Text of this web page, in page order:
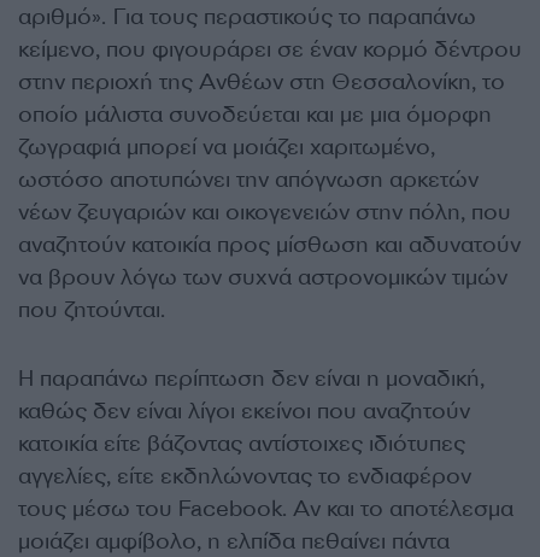
αριθμό». Για τους περαστικούς το παραπάνω
κείμενο, που φιγουράρει σε έναν κορμό δέντρου
στην περιοχή της Ανθέων στη Θεσσαλονίκη, το
οποίο μάλιστα συνοδεύεται και με μια όμορφη
ζωγραφιά μπορεί να μοιάζει χαριτωμένο,
ωστόσο αποτυπώνει την απόγνωση αρκετών
νέων ζευγαριών και οικογενειών στην πόλη, που
αναζητούν κατοικία προς μίσθωση και αδυνατούν
να βρουν λόγω των συχνά αστρονομικών τιμών
που ζητούνται.
Η παραπάνω περίπτωση δεν είναι η μοναδική,
καθώς δεν είναι λίγοι εκείνοι που αναζητούν
κατοικία είτε βάζοντας αντίστοιχες ιδιότυπες
αγγελίες, είτε εκδηλώνοντας το ενδιαφέρον
τους μέσω του Facebook. Αν και το αποτέλεσμα
μοιάζει αμφίβολο, η ελπίδα πεθαίνει πάντα